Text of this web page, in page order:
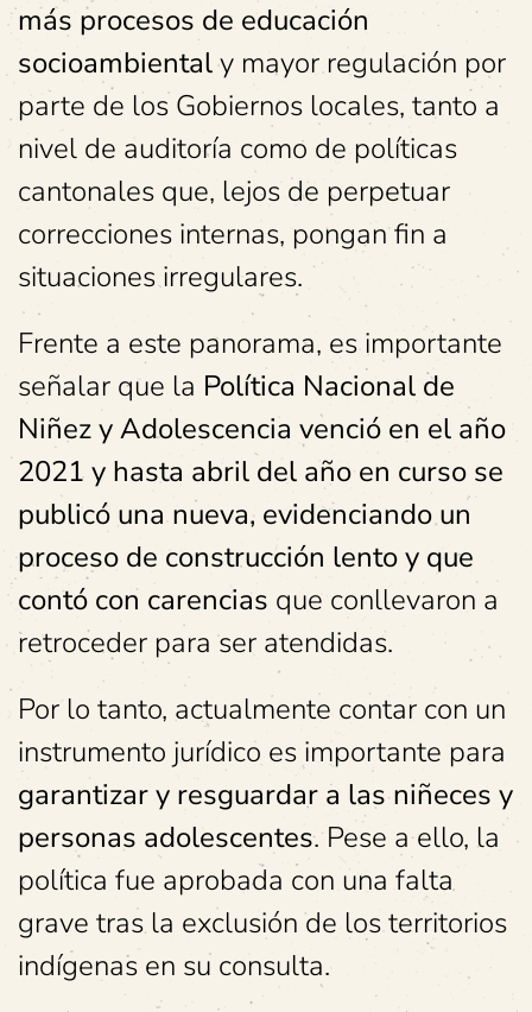
más procesos de educación
socioambientaly mayor regulación por
parte de los Gobiernos locales, tanto a
nivel de auditoría como de políticas
cantonales que, lejos de perpetuar
correcciones internas, pongan fin a
situaciones irregulares.
Frente a este panorama, es importante
señalar que la Política Nacional de
Niñez y Adolescencia venció en el año
2021 y hasta abril del año en curso se
publicó una nueva, evidenciando un
proceso de construcción lento y que
contó con carencias que conllevaron a
retroceder para ser atendidas.
Por lo tanto, actualmente contar con un
instrumento jurídico es importante para
garantizar y resguardar a las niñeces y
personas adolescentes. Pese a ello, la
política fue aprobada con una falta
grave tras la exclusión de los territorios
indígenas en su consulta.